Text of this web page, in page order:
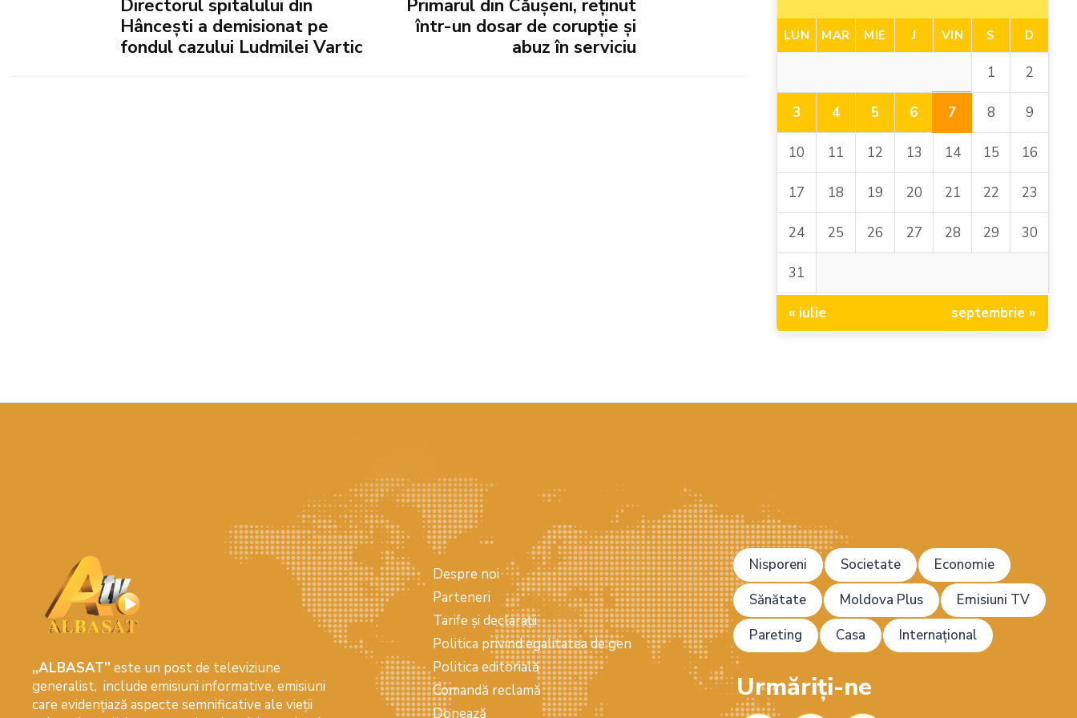
Directorul spitalului din
Hâncești a demisionat pe
fondul cazului Ludmilei Vartic
Primarul din Căușeni, reținut
într-un dosar de corupție și
abuz în serviciu
LUN MAR MIE J VIN S D
1 2
3 4 5 6 7 8 9
10 11 12 13 14 15 16
17 18 19 20 21 22 23
24 25 26 27 28 29 30
31
« iulie septembrie »
„ALBASAT” este un post de televiziune
generalist, include emisiuni informative, emisiuni
care evidenţiază aspecte semnificative ale vieţii
Despre noi
Parteneri
Tarife și declarații
Politica privind egalitatea de gen
Politica editorială
Comandă reclamă
Donează
Nisporeni Societate
Economie
Sănătate
Moldova Plus
Emisiuni TV
Pareting
Casa Internațional
Urmăriți-ne